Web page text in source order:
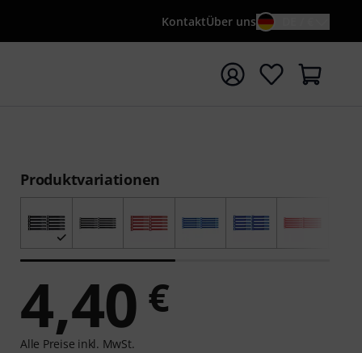
KontaktÜber uns
mit Suchwort {searchTerm} starten
Produktvariationen
4,40 €
Alle Preise inkl. MwSt.